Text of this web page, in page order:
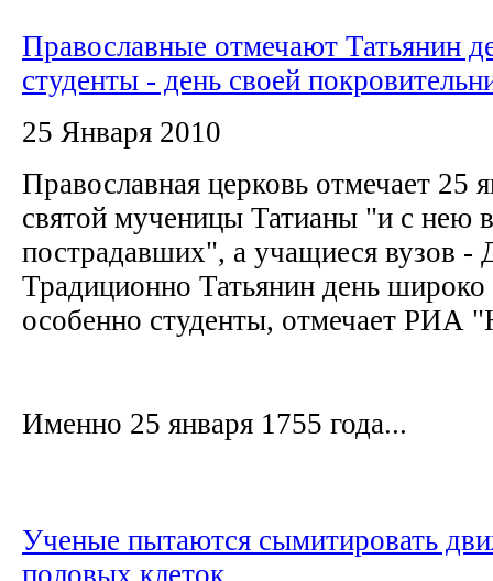
Православные отмечают Татьянин
студенты - день своей
25 Января 2010
Православная церковь отмечает 25
святой мученицы Татианы "и с нею
пострадавших", а учащиеся вузов -
Традиционно Татьянин день
особенно студенты, отмечает РИА
Именно 25 января 1755 года...
Ученые пытаются сымитировать
половых клеток